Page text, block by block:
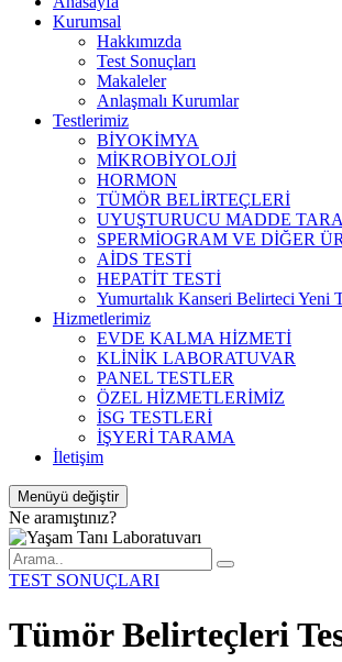
Kurumsal
Hakkımızda
Test Sonuçları
Makaleler
Anlaşmalı Kurumlar
Testlerimiz
BİYOKİMYA
MİKROBİYOLOJİ
HORMON
TÜMÖR BELİRTEÇLERİ
UYUŞTURUCU MADDE
SPERMİOGRAM VE DİĞER
AİDS TESTİ
HEPATİT TESTİ
Yumurtalık Kanseri Belirteci Yeni
Hizmetlerimiz
EVDE KALMA HİZMETİ
KLİNİK LABORATUVAR
PANEL TESTLER
ÖZEL HİZMETLERİMİZ
İSG TESTLERİ
İŞYERİ TARAMA
İletişim
Menüyü değiştir
Ne aramıştınız?
TEST SONUÇLARI
Tümör Belirteçleri